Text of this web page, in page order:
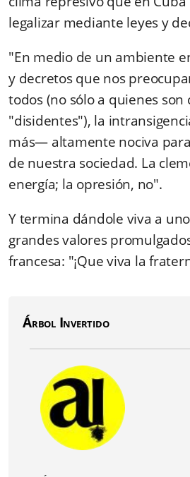
legalizar mediante leyes y
"En medio de un ambiente
y decretos que nos
todos (no sólo a quienes son
"disidentes"), la
más— altamente nociva
de nuestra sociedad. La
energía; la opresión, no".
Y termina dándole viva a
grandes valores
francesa: "¡Que viva la
Árbol Invertido